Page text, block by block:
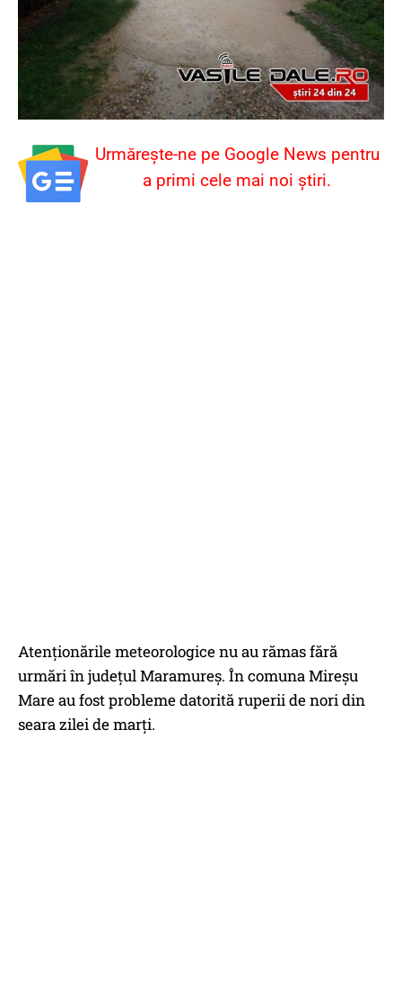
Urmărește-ne pe Google News pentru
a primi cele mai noi știri.
Atenţionările meteorologice nu au rămas fără
urmări în judeţul Maramureş. În comuna Mireşu
Mare au fost probleme datorită ruperii de nori din
seara zilei de marţi.